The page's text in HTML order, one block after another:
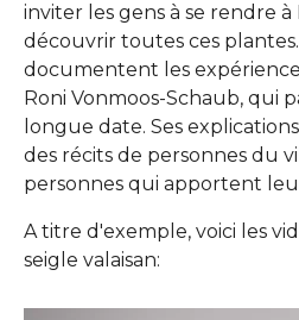
inviter les gens à se rendre
découvrir toutes ces plantes.
documentent les
Roni Vonmoos-Schaub, qui
longue date. Ses
des récits de personnes du
personnes qui apportent
A titre d'exemple, voici les
seigle valaisan: